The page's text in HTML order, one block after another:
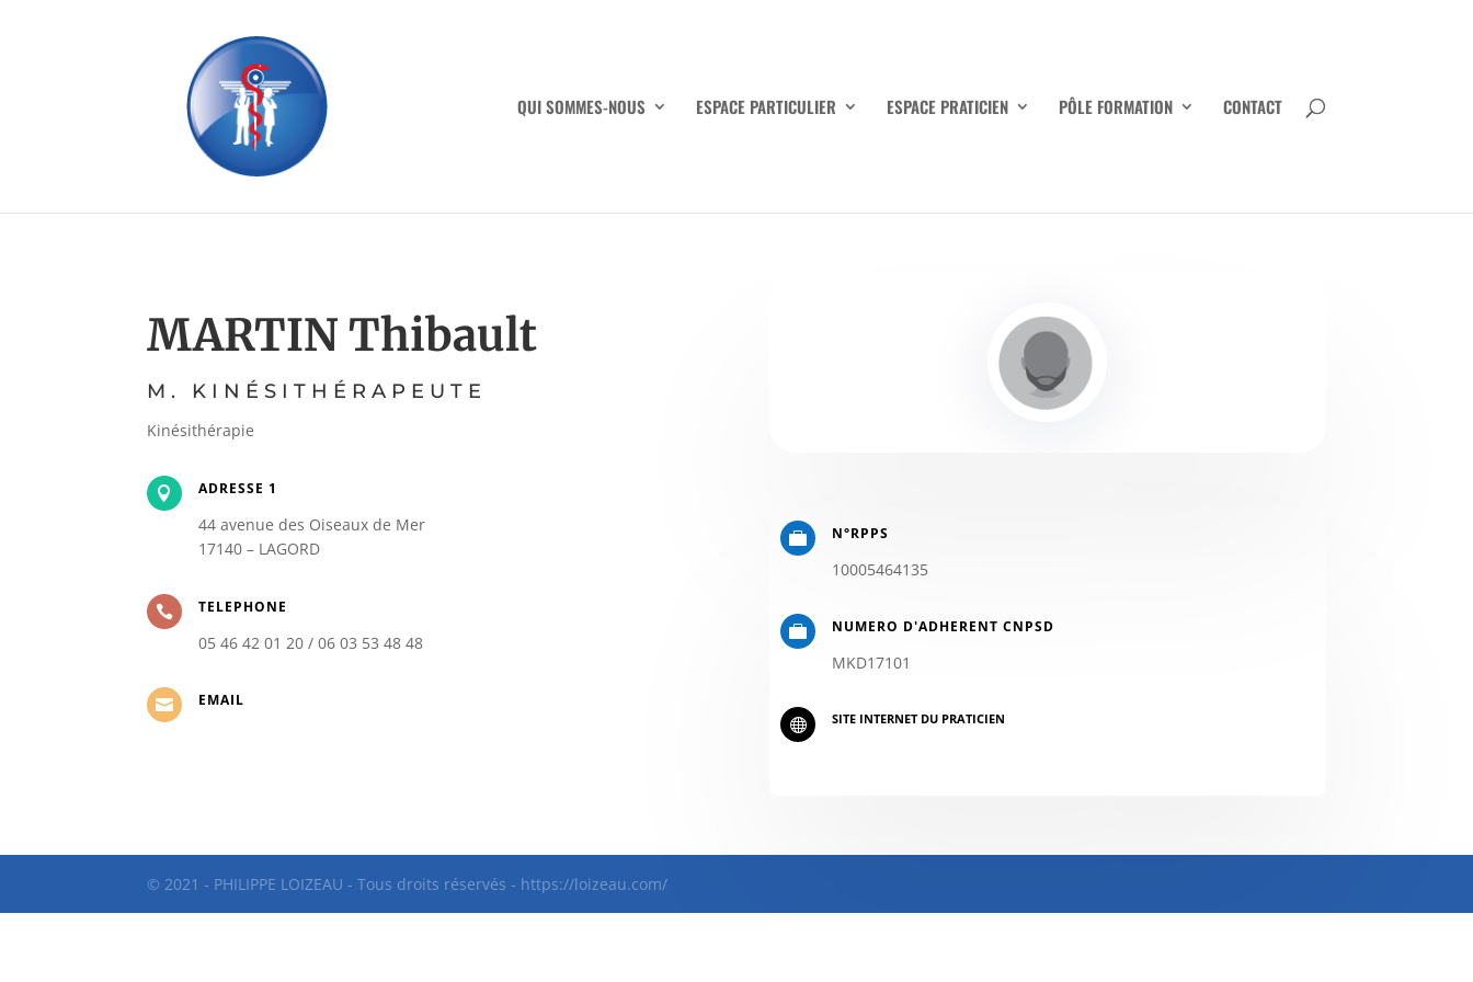
QUI SOMMES-NOUS ESPACE PARTICULIER ESPACE PRATICIEN PÔLE FORMATION CONTACT
MARTIN Thibault
M. KINÉSITHÉRAPEUTE
Kinésithérapie
 ADRESSE 1
44 avenue des Oiseaux de Mer
17140 – LAGORD
 TELEPHONE
05 46 42 01 20 / 06 03 53 48 48
 EMAIL
 N°RPPS
10005464135
 NUMERO D'ADHERENT CNPSD
MKD17101
 SITE INTERNET DU PRATICIEN
© 2021 - PHILIPPE LOIZEAU - Tous droits réservés - https://loizeau.com/